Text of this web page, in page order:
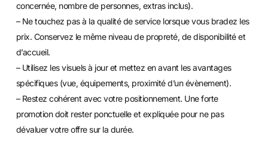
concernée, nombre de personnes, extras inclus).
– Ne touchez pas à la qualité de service lorsque vous bradez les
prix. Conservez le même niveau de propreté, de disponibilité et
d’accueil.
– Utilisez les visuels à jour et mettez en avant les avantages
spécifiques (vue, équipements, proximité d’un évènement).
– Restez cohérent avec votre positionnement. Une forte
promotion doit rester ponctuelle et expliquée pour ne pas
dévaluer votre offre sur la durée.